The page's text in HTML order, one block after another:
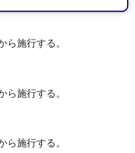
ら施行する。
ら施行する。
ら施行する。